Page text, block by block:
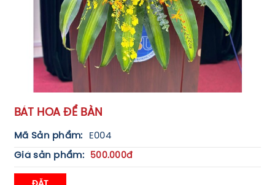
BÁT HOA ĐỂ BÀN
Mã Sản phẩm:
E004
Giá sản phẩm:
500.000đ